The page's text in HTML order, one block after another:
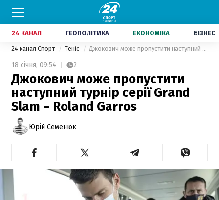
24 КАНАЛ ГЕОПОЛІТИКА ЕКОНОМІКА БІЗНЕС
24 канал Спорт Теніс Джокович може пропустити наступний турнір серії Grand Slam – Roland Garros
18 січня, 09:54 2
Джокович може пропустити
наступний турнір серії Grand
Slam – Roland Garros
Юрій Семенюк